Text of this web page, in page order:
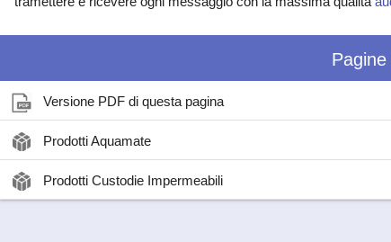
Versione PDF di questa pagina
Prodotti Aquamate
Prodotti Custodie Impermeabili